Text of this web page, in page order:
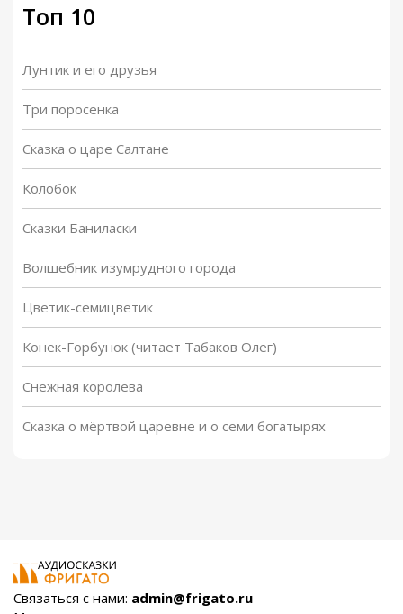
Топ 10
Лунтик и его друзья
Три поросенка
Сказка о царе Салтане
Колобок
Сказки Баниласки
Волшебник изумрудного города
Цветик-семицветик
Конек-Горбунок (читает Табаков Олег)
Снежная королева
Сказка о мёртвой царевне и о семи богатырях
Связаться с нами: admin@frigato.ru